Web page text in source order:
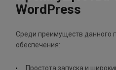
WordPress
Среди преимуществ данного
обеспечения:
Простота запуска и